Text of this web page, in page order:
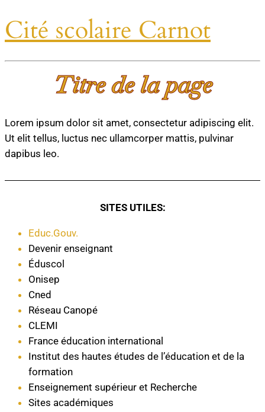
Cité scolaire Carnot
Titre de la page
Lorem ipsum dolor sit amet, consectetur adipiscing elit.
Ut elit tellus, luctus nec ullamcorper mattis, pulvinar
dapibus leo.
SITES UTILES:
Educ.Gouv.
Devenir enseignant
Éduscol
Onisep
Cned
Réseau Canopé
CLEMI
France éducation international
Institut des hautes études de l’éducation et de la
formation
Enseignement supérieur et Recherche
Sites académiques